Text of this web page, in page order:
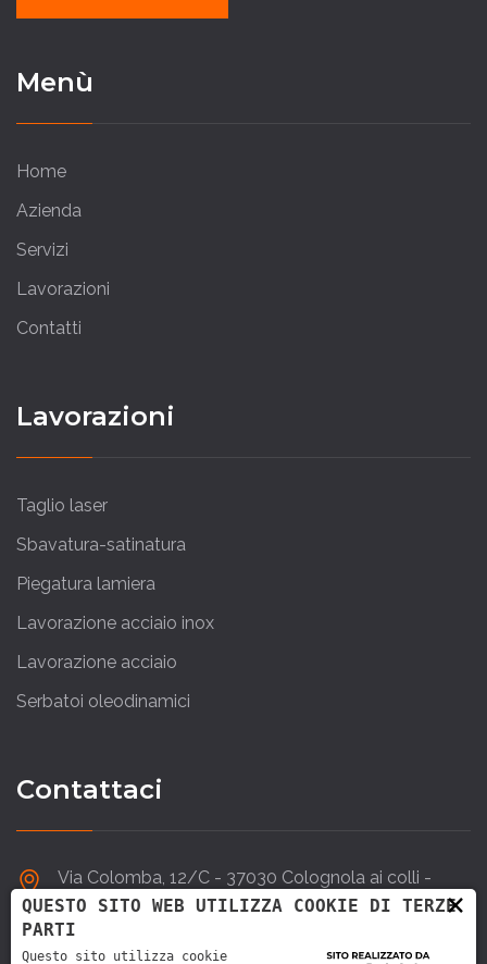
Menù
Home
Azienda
Servizi
Lavorazioni
Contatti
Lavorazioni
Taglio laser
Sbavatura-satinatura
Piegatura lamiera
Lavorazione acciaio inox
Lavorazione acciaio
Serbatoi oleodinamici
Contattaci
Via Colomba, 12/C - 37030 Colognola ai colli -
VERONA
×
QUESTO SITO WEB UTILIZZA COOKIE DI TERZE
PARTI
Questo sito utilizza cookie